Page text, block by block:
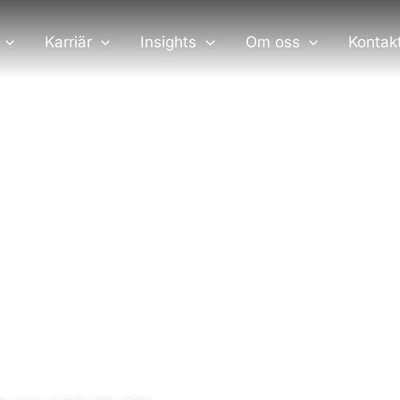
Karriär Insights Om oss